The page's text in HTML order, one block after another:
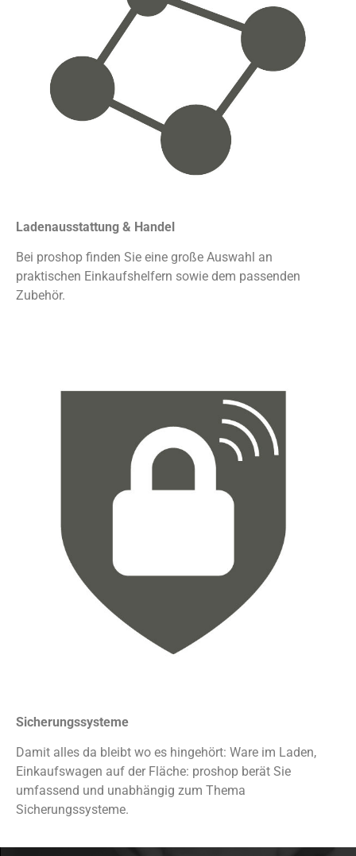
Ladenausstattung & Handel
Bei proshop finden Sie eine große Auswahl an
praktischen Einkaufshelfern sowie dem passenden
Zubehör.
Sicherungssysteme
Damit alles da bleibt wo es hingehört: Ware im Laden,
Einkaufswagen auf der Fläche: proshop berät Sie
umfassend und unabhängig zum Thema
Sicherungssysteme.